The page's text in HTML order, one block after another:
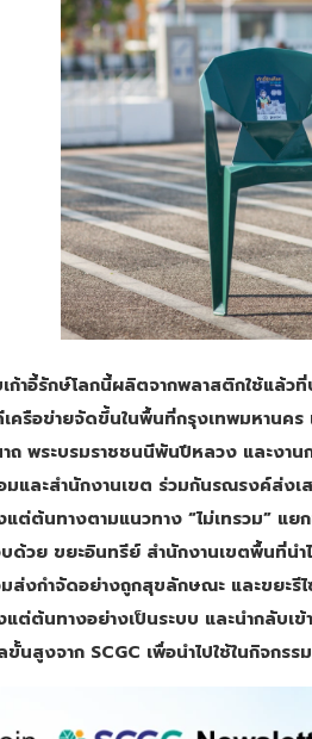
ก้าอี้รักษ์โลกนี้ผลิตจากพลาสติกใช้แล้
ครือข่ายจัดขึ้นในพื้นที่กรุงเทพมหานคร
าถ พระบรมราชชนนีพันปีหลวง และงา
และสำนักงานเขต ร่วมกันรณรงค์ส่งเ
ต่ต้นทางตามแนวทาง “ไม่เทรวม” แย
ด้วย ขยะอินทรีย์ สำนักงานเขตพื้นที่น
ส่งกำจัดอย่างถูกสุขลักษณะ และขยะรี
ต่ต้นทางอย่างเป็นระบบ และนำกลับเข้
ขั้นสูงจาก SCGC เพื่อนำไปใช้ในกิจก